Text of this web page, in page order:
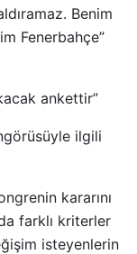
Benim
Fenerbahçe”
ankettir”
ilgili
kararını
farklı kriterler
isteyenlerin